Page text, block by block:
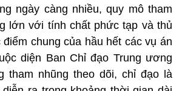
ngày càng nhiều, quy mô tham
lớn với tính chất phức tạp và thủ
chung của hầu hết các vụ án
diện Ban Chỉ đạo Trung ương
tham nhũng theo dõi, chỉ đạo là